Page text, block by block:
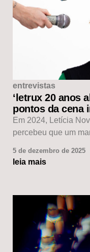
entrevistas
‘letrux 20 anos
pontos da cena
Em 2024, Letícia
percebeu que um
5 de dezembro de 2025
leia mais